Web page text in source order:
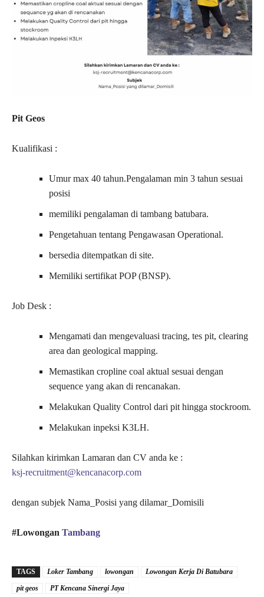
Pit Geos
Kualifikasi :
Umur max 40 tahun.Pengalaman min 3 tahun sesuai
posisi
memiliki pengalaman di tambang batubara.
Pengetahuan tentang Pengawasan Operational.
bersedia ditempatkan di site.
Memiliki sertifikat POP (BNSP).
Job Desk :
Mengamati dan mengevaluasi tracing, tes pit, clearing
area dan geological mapping.
Memastikan cropline coal aktual sesuai dengan
sequence yang akan di rencanakan.
Melakukan Quality Control dari pit hingga stockroom.
Melakukan inpeksi K3LH.
Silahkan kirimkan Lamaran dan CV anda ke :
ksj-recruitment@kencanacorp.com
dengan subjek Nama_Posisi yang dilamar_Domisili
#Lowongan Tambang
TAGS Loker Tambang lowongan
Lowongan Kerja Di Batubara
pit geos
​PT Kencana Sinergi Jaya